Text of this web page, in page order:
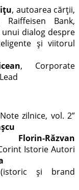
, autoarea cărții,
Bank,
dialog despre
și viitorul
, Corporate
zilnice, vol. 2”
Florin-Răzvan
Istorie Autori
(istoric și brand